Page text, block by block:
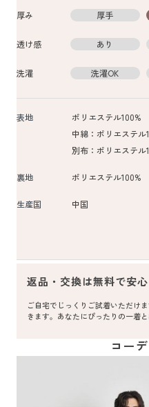
厚み 厚手
透け感 あり
洗濯 洗濯OK
表地
ポリエステル100%
中綿：ポリエステル
別布：ポリエステル
裏地 ポリエステル100%
生産国 中国
返品・交換は無料で安心
ご自宅でじっくりご試着いただけ
きます。あなたにぴったりの一着
コー